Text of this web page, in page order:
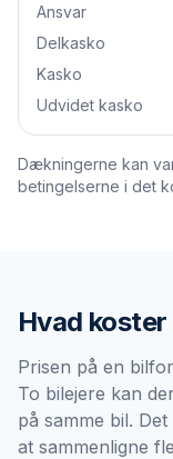
Ansvar
Delkasko
Kasko
Udvidet kasko
Dækningerne kan
betingelserne i det
Hvad koster
Prisen på en
To bilejere kan
på samme bil.
at sammenligne